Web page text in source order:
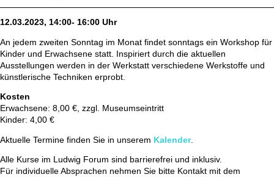
12.03.2023, 14:00- 16:00 Uhr
An jedem zweiten Sonntag im Monat findet sonntags ein Workshop für
Kinder und Erwachsene statt. Inspiriert durch die aktuellen
Ausstellungen werden in der Werkstatt verschiedene Werkstoffe und
künstlerische Techniken erprobt.
Kosten
Erwachsene: 8,00 €, zzgl. Museumseintritt
Kinder: 4,00 €
Aktuelle Termine finden Sie in unserem Kalender.
Alle Kurse im Ludwig Forum sind barrierefrei und inklusiv.
Für individuelle Absprachen nehmen Sie bitte Kontakt mit dem